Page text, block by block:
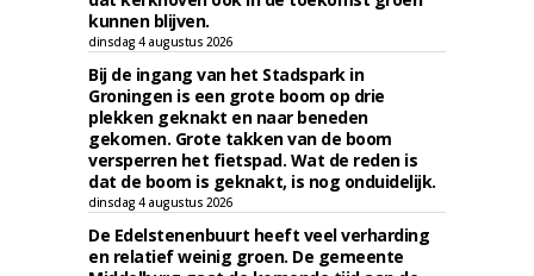
kunnen blijven.
dinsdag 4 augustus 2026
Bij de ingang van het Stadspark in
Groningen is een grote boom op drie
plekken geknakt en naar beneden
gekomen. Grote takken van de boom
versperren het fietspad. Wat de reden is
dat de boom is geknakt, is nog onduidelijk.
dinsdag 4 augustus 2026
De Edelstenenbuurt heeft veel verharding
en relatief weinig groen. De gemeente